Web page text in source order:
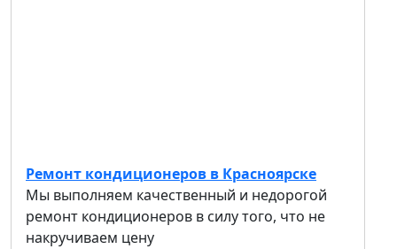
Ремонт кондиционеров в Красноярске
Мы выполняем качественный и недорогой
ремонт кондиционеров в силу того, что не
накручиваем цену